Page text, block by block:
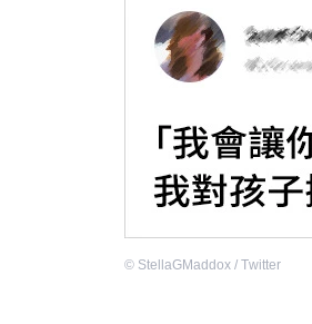
© StellaGMaddox / Тwitter